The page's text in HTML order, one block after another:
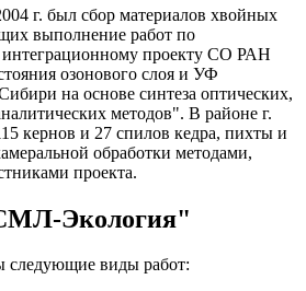
г. был сбор материалов хвойных
выполнение работ по
проекту CО РАН
озонового слоя и УФ
на основе синтеза оптических,
методов". В районе г.
кернов и 27 спилов кедра, пихты и
обработки методами,
проекта.
Экология"
следующие виды работ: